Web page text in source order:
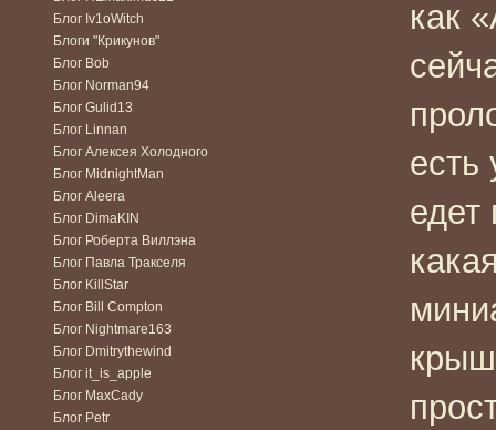
Блог Iv1oWitch
Блоги "Крикунов"
Блог Bob
Блог Norman94
Блог Gulid13
Блог Linnan
Блог Алексея Холодного
Блог MidnightMan
Блог Aleera
Блог DimaKIN
Блог Роберта Виллэна
Блог Павла Тракселя
Блог KillStar
Блог Bill Compton
Блог Nightmare163
Блог Dmitrythewind
Блог it_is_apple
Блог MaxCady
Блог Petr
как
есть
едет